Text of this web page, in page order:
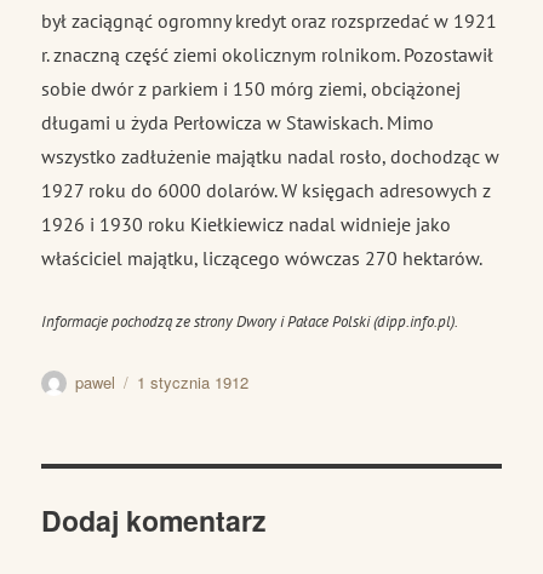
był zaciągnąć ogromny kredyt oraz rozsprzedać w 1921
r. znaczną część ziemi okolicznym rolnikom. Pozostawił
sobie dwór z parkiem i 150 mórg ziemi, obciążonej
długami u żyda Perłowicza w Stawiskach. Mimo
wszystko zadłużenie majątku nadal rosło, dochodząc w
1927 roku do 6000 dolarów. W księgach adresowych z
1926 i 1930 roku Kiełkiewicz nadal widnieje jako
właściciel majątku, liczącego wówczas 270 hektarów.
Informacje pochodzą ze strony Dwory i Pałace Polski (dipp.info.pl).
Autor
pawel
Data
1 stycznia 1912
Dodaj komentarz